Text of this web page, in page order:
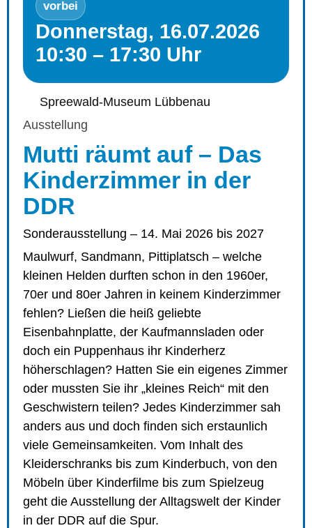
vorbei
Donnerstag, 16.07.2026
10:30 – 17:30 Uhr
Spreewald-Museum Lübbenau
Ausstellung
Mutti räumt auf – Das
Kinderzimmer in der
DDR
Sonderausstellung – 14. Mai 2026 bis 2027
Maulwurf, Sandmann, Pittiplatsch – welche
kleinen Helden durften schon in den 1960er,
70er und 80er Jahren in keinem Kinderzimmer
fehlen? Ließen die heiß geliebte
Eisenbahnplatte, der Kaufmannsladen oder
doch ein Puppenhaus ihr Kinderherz
höherschlagen? Hatten Sie ein eigenes Zimmer
oder mussten Sie ihr „kleines Reich“ mit den
Geschwistern teilen? Jedes Kinderzimmer sah
anders aus und doch finden sich erstaunlich
viele Gemeinsamkeiten. Vom Inhalt des
Kleiderschranks bis zum Kinderbuch, von den
Möbeln über Kinderfilme bis zum Spielzeug
geht die Ausstellung der Alltagswelt der Kinder
in der DDR auf die Spur.